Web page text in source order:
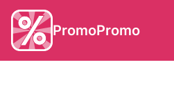
PromoPromo